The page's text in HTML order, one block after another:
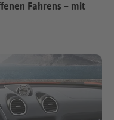
Fahrens – mit